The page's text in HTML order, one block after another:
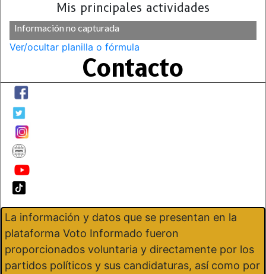
Mis principales actividades
Información no capturada
Ver/ocultar planilla o fórmula
Contacto
La información y datos que se presentan en la
plataforma Voto Informado fueron
proporcionados voluntaria y directamente por los
partidos políticos y sus candidaturas, así como por